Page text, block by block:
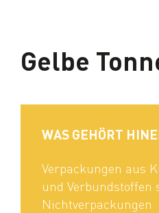
Gelbe
WAS GEHÖRT
Verpackungen aus
und Verbundstoffen
Nichtverpackungen